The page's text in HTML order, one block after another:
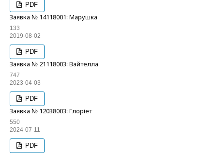
PDF
Заявка № 14118001: Марушка
133
2019-08-02
PDF
Заявка № 21118003: Вайтелла
747
2023-04-03
PDF
Заявка № 12038003: Глоріет
550
2024-07-11
PDF